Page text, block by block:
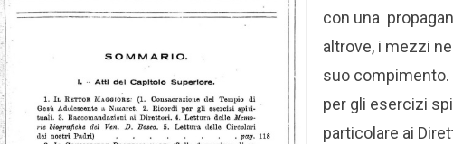
con una
altrove, i mezzi
suo compimento.
per gli esercizi
particolare ai